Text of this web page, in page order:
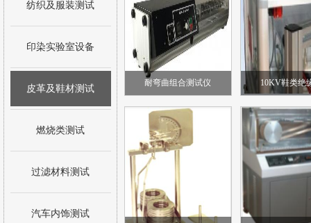
纺织及服装测试
印染实验室设备
皮革及鞋材测试
燃烧类测试
过滤材料测试
汽车内饰测试
耐弯曲组合测试仪 10KV鞋类绝